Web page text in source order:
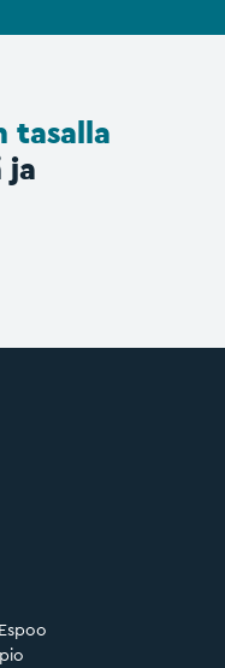
tasalla
ja